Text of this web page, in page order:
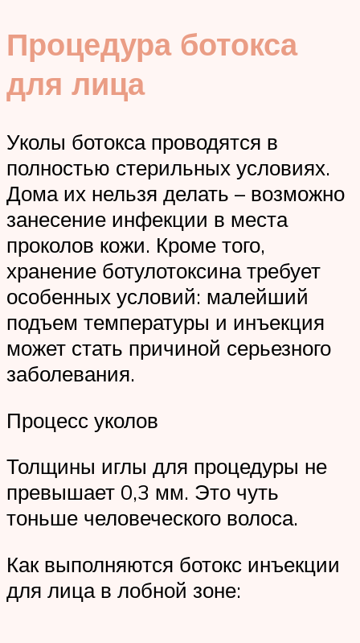
Процедура ботокса
для лица
Уколы ботокса проводятся в
полностью стерильных условиях.
Дома их нельзя делать – возможно
занесение инфекции в места
проколов кожи. Кроме того,
хранение ботулотоксина требует
особенных условий: малейший
подъем температуры и инъекция
может стать причиной серьезного
заболевания.
Процесс уколов
Толщины иглы для процедуры не
превышает 0,3 мм. Это чуть
тоньше человеческого волоса.
Как выполняются ботокс инъекции
для лица в лобной зоне: